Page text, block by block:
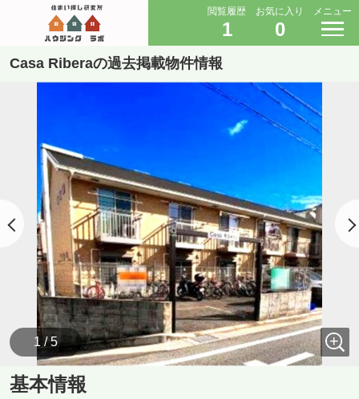
閲覧履歴
1
お気に入り
0
メニュー
Casa Riberaの過去掲載物件情報
1 / 5
基本情報